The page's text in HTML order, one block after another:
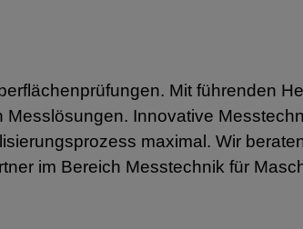
Mit führenden
Innovative
maximal. Wir
im Bereich Messtechnik für